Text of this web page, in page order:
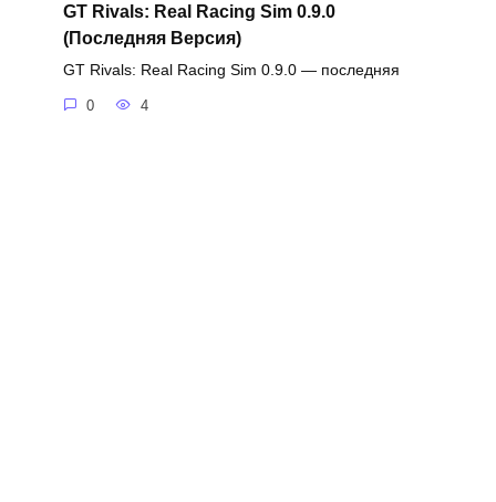
GT Rivals: Real Racing Sim 0.9.0
(Последняя Версия)
GT Rivals: Real Racing Sim 0.9.0 — последняя
0 4